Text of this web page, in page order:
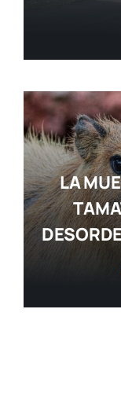
LA